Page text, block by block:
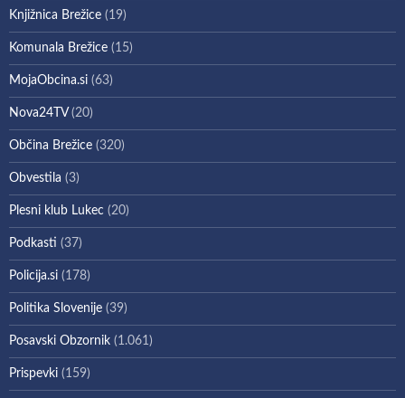
Knjižnica Brežice (19)
Komunala Brežice (15)
MojaObcina.si (63)
Nova24TV(20)
Občina Brežice (320)
Obvestila (3)
Plesni klub Lukec (20)
Podkasti (37)
Policija.si (178)
Politika Slovenije (39)
Posavski Obzornik (1.061)
Prispevki (159)